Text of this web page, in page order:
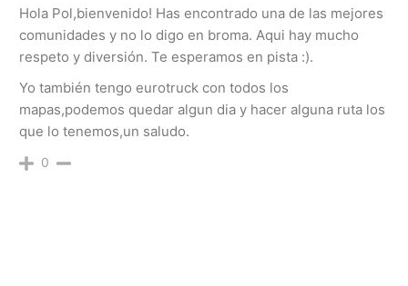
Hola Pol,bienvenido! Has encontrado una de las mejores
comunidades y no lo digo en broma. Aqui hay mucho
respeto y diversión. Te esperamos en pista :).
Yo también tengo eurotruck con todos los
mapas,podemos quedar algun dia y hacer alguna ruta los
que lo tenemos,un saludo.
0